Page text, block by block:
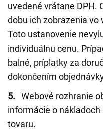
uvedené vrátane DPH.
dobu ich zobrazenia
Toto ustanovenie
individuálnu cenu.
balné, príplatky za
dokončením
5. Webové rozhranie
informácie o
tovaru.